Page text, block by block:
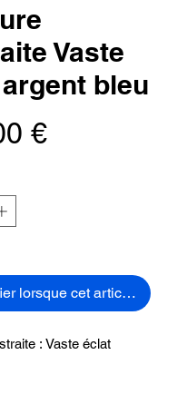
Vaste
bleu
€Prix
lorsque cet article est
: Vaste éclat